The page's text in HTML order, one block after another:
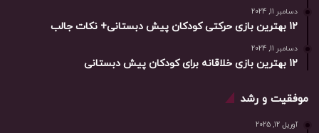
دسامبر 11, 2024
12 بهترین بازی حرکتی کودکان پیش دبستانی+ نکات جالب
دسامبر 11, 2024
12 بهترین بازی خلاقانه برای کودکان پیش دبستانی
موفقیت و رشد
آوریل 12, 2025